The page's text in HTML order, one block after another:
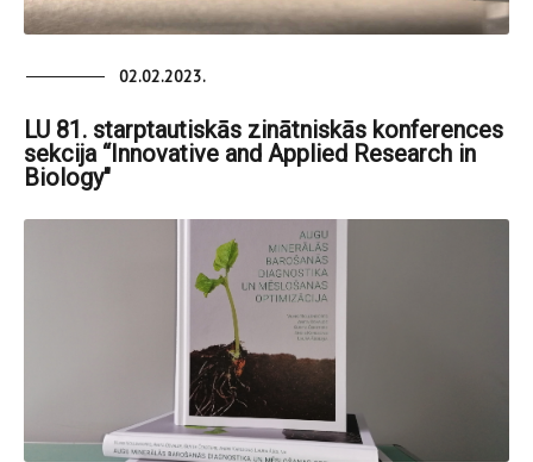
02.02.2023.
LU 81. starptautiskās zinātniskās konferences
sekcija “Innovative and Applied Research in
Biology"